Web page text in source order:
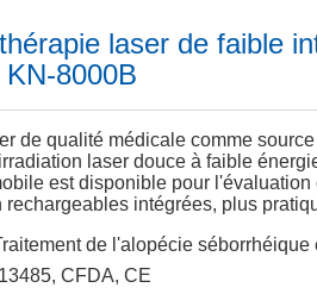
laser de faible
8000B
de qualité médicale comme
laser douce à faible
est disponible pour l'évaluation
rechargeables intégrées, plus
de l'alopécie séborrhéique
CFDA, CE